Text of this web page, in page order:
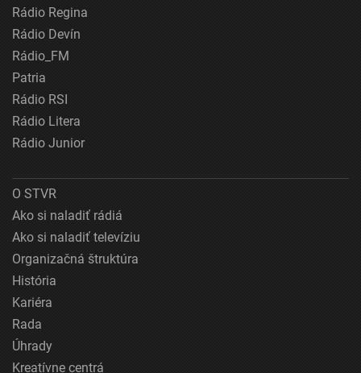
Rádio Regina
Rádio Devín
Rádio_FM
Patria
Rádio RSI
Rádio Litera
Rádio Junior
O STVR
Ako si naladiť rádiá
Ako si naladiť televíziu
Organizačná štruktúra
História
Kariéra
Rada
Úhrady
Kreatívne centrá